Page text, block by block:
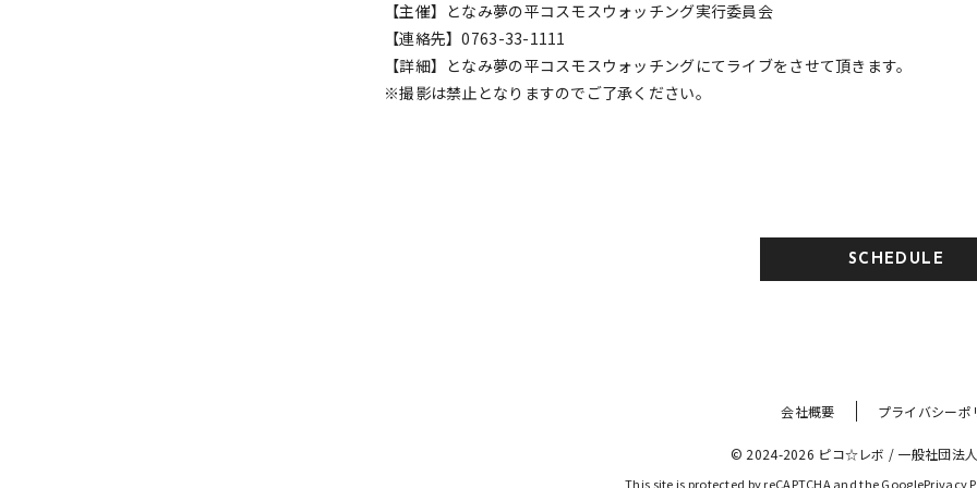
【主催】となみ夢の平コスモスウォッチング実行委員会
【連絡先】0763-33-1111
【詳細】となみ夢の平コスモスウォッチングにてライブをさせて頂きます。
※撮影は禁止となりますのでご了承ください。
SCHEDULE
会社概要 プライバシーポ
© 2024-2026 ピコ☆レボ / 一般社団法
This site is protected by reCAPTCHA and the GooglePrivacy